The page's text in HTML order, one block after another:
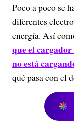
Poco a poco se
diferentes
energía. Así
que el
no está
qué pasa con el